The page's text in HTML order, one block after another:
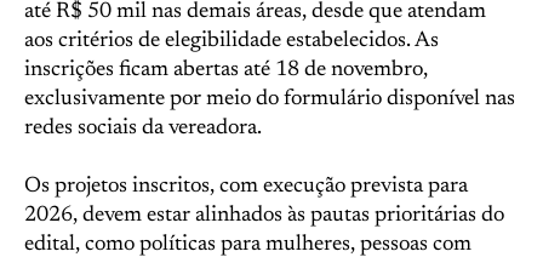
até R$ 50 mil nas demais áreas, desde que atendam
aos critérios de elegibilidade estabelecidos. As
inscrições ficam abertas até 18 de novembro,
exclusivamente por meio do formulário disponível nas
redes sociais da vereadora.
Os projetos inscritos, com execução prevista para
2026, devem estar alinhados às pautas prioritárias do
edital, como políticas para mulheres, pessoas com